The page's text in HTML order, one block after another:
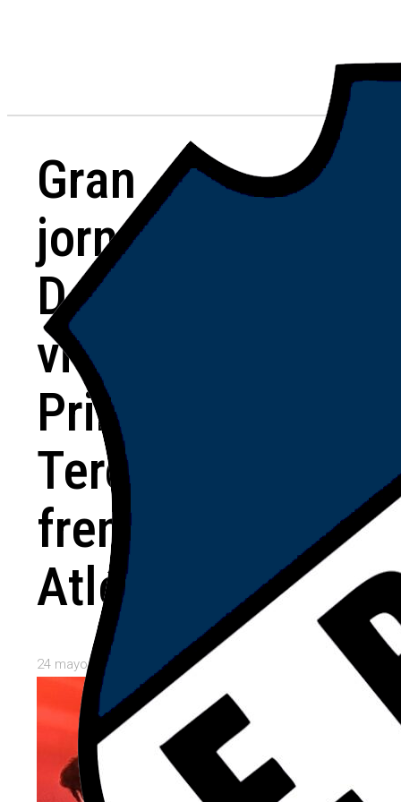
Gran
jornada del
Decano:
victorias de
Primera y
Tercera
frente a
Atlético
24 mayo, 2026